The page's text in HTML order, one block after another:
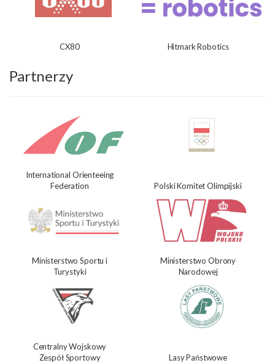
CX80 Hitmark Robotics
Partnerzy
International Orienteeing
Federation
Polski Komitet Olimpijski
Ministerstwo Sportu i
Turystyki
Ministerstwo Obrony
Narodowej
Centralny Wojskowy
Zespół Sportowy
Lasy Państwowe